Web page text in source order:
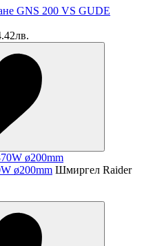
GNS 200 VS GUDE
ø200mm Шмиргел Raider